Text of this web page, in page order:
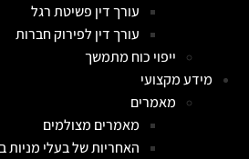
עורך דין פשיטת רגל
עורך דין לפירוק חברות
ייפוי כוח מתמשך
מידע מקצועי
מאמרים
מאמרים מצולמים
האחריות של בעלי מניות